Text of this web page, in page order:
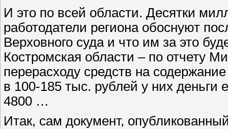
И это по всей области. Десятки
работодатели региона
Верховного суда и что им за это
Костромская области – по отчету
перерасходу средств на
в 100-185 тыс. рублей у них деньги
4800 …
Итак, сам документ,